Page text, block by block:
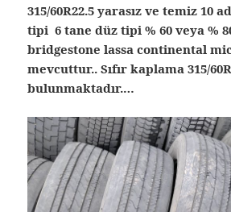
315/60R22.5 yarasız ve temiz 10
tipi 6 tane düz tipi % 60 veya %
bridgestone lassa continental
mevcuttur.. Sıfır kaplama 315/
bulunmaktadır.…